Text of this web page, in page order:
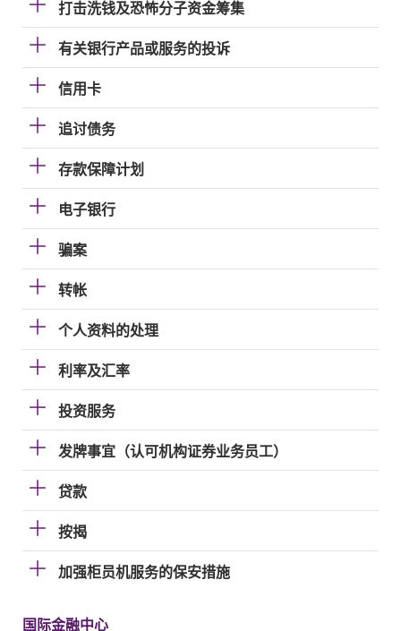
打击洗钱及恐怖分子资金筹集
有关银行产品或服务的投诉
信用卡
追讨债务
存款保障计划
电子银行
骗案
转帐
个人资料的处理
利率及汇率
投资服务
发牌事宜（认可机构证券业务员工）
贷款
按揭
加强柜员机服务的保安措施
国际金融中心